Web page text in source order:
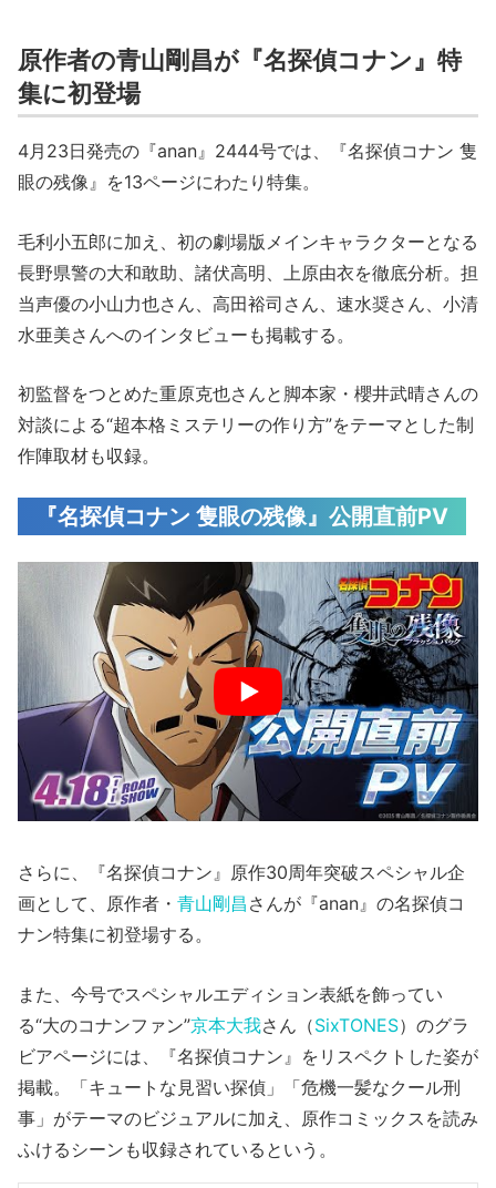
原作者の青山剛昌が『名探偵コナン』特
集に初登場
4月23日発売の『anan』2444号では、『名探偵コナン 隻
眼の残像』を13ページにわたり特集。
毛利小五郎に加え、初の劇場版メインキャラクターとなる
長野県警の大和敢助、諸伏高明、上原由衣を徹底分析。担
当声優の小山力也さん、高田裕司さん、速水奨さん、小清
水亜美さんへのインタビューも掲載する。
初監督をつとめた重原克也さんと脚本家・櫻井武晴さんの
対談による“超本格ミステリーの作り方”をテーマとした制
作陣取材も収録。
『名探偵コナン 隻眼の残像』公開直前PV
さらに、『名探偵コナン』原作30周年突破スペシャル企
画として、原作者・ 青山剛昌 さんが『anan』の名探偵コ
ナン特集に初登場する。
また、今号でスペシャルエディション表紙を飾ってい
る“大のコナンファン”京本大我さん（SixTONES）のグラ
ビアページには、『名探偵コナン』をリスペクトした姿が
掲載。「キュートな見習い探偵」「危機一髪なクール刑
事」がテーマのビジュアルに加え、原作コミックスを読み
ふけるシーンも収録されているという。